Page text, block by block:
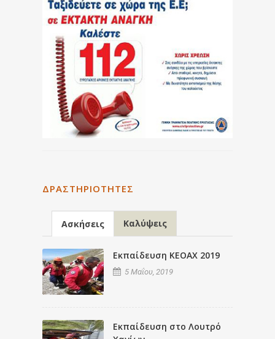
ΔΡΑΣΤΗΡΙΌΤΗΤΕΣ
Ασκήσεις Καλύψεις
Εκπαίδευση ΚΕΟΑΧ 2019
5 Μαΐου, 2019
Εκπαίδευση στο Λουτρό